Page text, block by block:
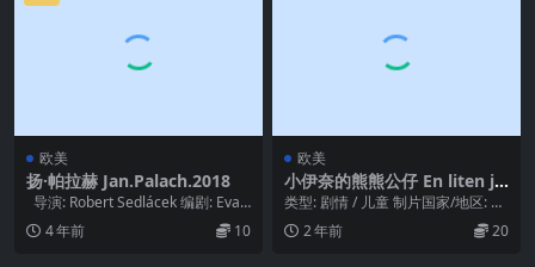
欧美
扬·帕拉赫 Jan.Palach.2018
导演: Robert Sedlácek 编剧: Eva
Kantu...
4 年前 10
欧美
小伊奈的熊熊公仔 En liten ju
lsaga (1999)
类型: 剧情 / 儿童 制片国家/地区: 瑞
典 / 芬兰 语言: 瑞典语 上映日...
2 年前 20